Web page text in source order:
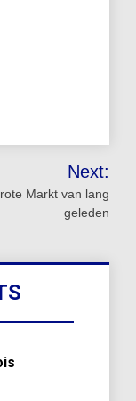
Next:
Markt van lang
geleden